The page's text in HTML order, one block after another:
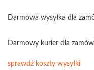
Darmowa wysyłka dla
Darmowy kurier dla
sprawdź koszty wysyłki